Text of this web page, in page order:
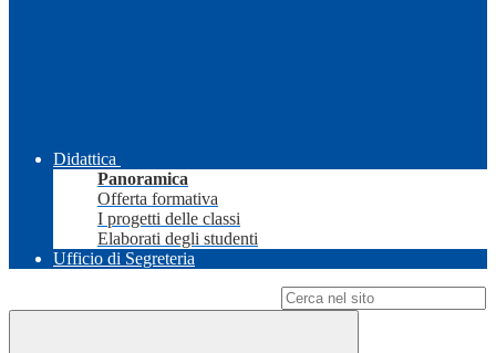
Didattica
Panoramica
Offerta formativa
I progetti delle classi
Elaborati degli studenti
Ufficio di Segreteria